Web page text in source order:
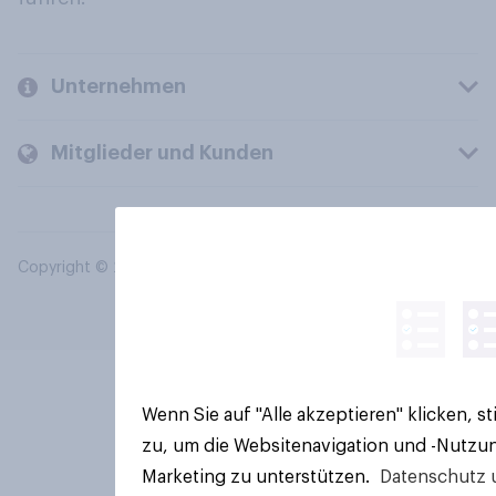
Unternehmen
Mitglieder und Kunden
Copyright © 2026 YouGov PLC. Alle Rechte vorbehalten.
Wenn Sie auf "Alle akzeptieren" klicken,
zu, um die Websitenavigation und -
Marketing zu unterstützen.
Datenschutz